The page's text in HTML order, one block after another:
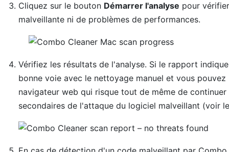
Cliquez sur le bouton Démarrer l'analyse pour
malveillante ni de problèmes de performances.
Vérifiez les résultats de l'analyse. Si le rapport
bonne voie avec le nettoyage manuel et vous
navigateur web qui risque tout de même de
secondaires de l'attaque du logiciel malveillant (voir